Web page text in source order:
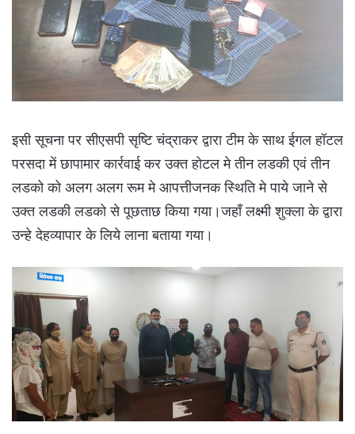
इसी सूचना पर सीएसपी सृष्टि चंद्राकर द्वारा टीम के साथ ईगल हॉटल
परसदा में छापामार कार्रवाई कर उक्त होटल मे तीन लडकी एवं तीन
लडको को अलग अलग रूम मे आपत्तीजनक स्थिति मे पाये जाने से
उक्त लडकी लडको से पूछताछ किया गया।जहाँ लक्ष्मी शुक्ला के द्वारा
उन्हे देहव्यापार के लिये लाना बताया गया।